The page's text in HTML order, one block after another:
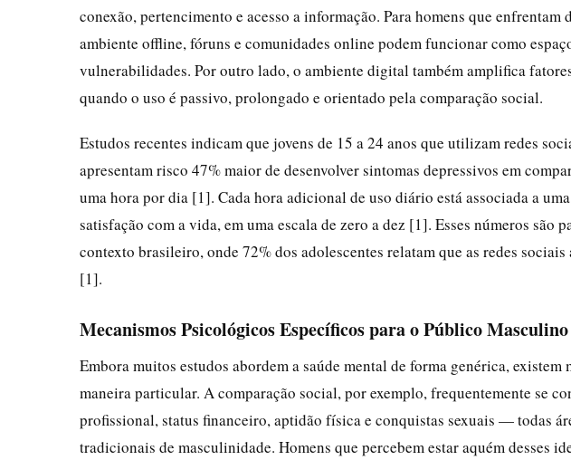
conexão, pertencimento e acesso a informação. Para homens que enfrentam
ambiente offline, fóruns e comunidades online podem funcionar como
vulnerabilidades. Por outro lado, o ambiente digital também amplifica
quando o uso é passivo, prolongado e orientado pela comparação social.
Estudos recentes indicam que jovens de 15 a 24 anos que utilizam redes
apresentam risco 47% maior de desenvolver sintomas depressivos em
uma hora por dia [1]. Cada hora adicional de uso diário está associada a
satisfação com a vida, em uma escala de zero a dez [1]. Esses números são
contexto brasileiro, onde 72% dos adolescentes relatam que as redes
[1].
Mecanismos Psicológicos Específicos para o Público Masculino
Embora muitos estudos abordem a saúde mental de forma genérica, existem
maneira particular. A comparação social, por exemplo, frequentemente se
profissional, status financeiro, aptidão física e conquistas sexuais — todas
tradicionais de masculinidade. Homens que percebem estar aquém desses